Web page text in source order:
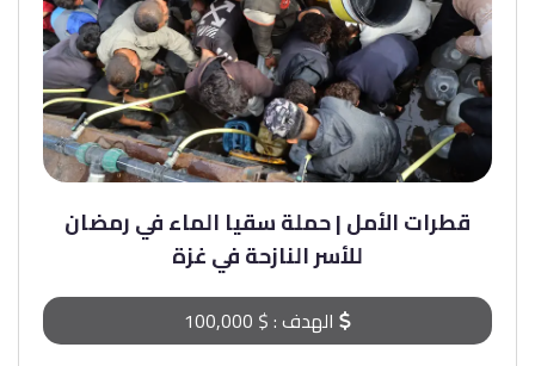
قطرات الأمل | حملة سقيا الماء في رمضان
للأسر النازحة في غزة
الهدف :$ 100,000